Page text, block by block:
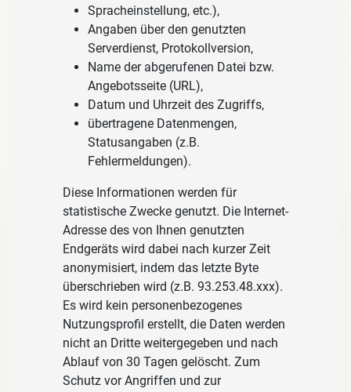
Spracheinstellung, etc.),
Angaben über den genutzten
Serverdienst, Protokollversion,
Name der abgerufenen Datei bzw.
Angebotsseite (URL),
Datum und Uhrzeit des Zugriffs,
übertragene Datenmengen,
Statusangaben (z.B.
Fehlermeldungen).
Diese Informationen werden für
statistische Zwecke genutzt. Die Internet-
Adresse des von Ihnen genutzten
Endgeräts wird dabei nach kurzer Zeit
anonymisiert, indem das letzte Byte
überschrieben wird (z.B. 93.253.48.xxx).
Es wird kein personenbezogenes
Nutzungsprofil erstellt, die Daten werden
nicht an Dritte weitergegeben und nach
Ablauf von 30 Tagen gelöscht. Zum
Schutz vor Angriffen und zur